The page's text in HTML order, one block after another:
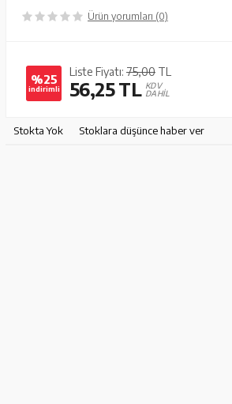
Ürün yorumları (0)
%25
indirimli
Liste Fiyatı: 75,00 TL
56,25TL KDV
DAHİL
Stokta Yok Stoklara düşünce haber ver